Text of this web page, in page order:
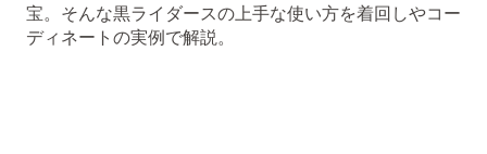
宝。そんな黒ライダースの上手な使い方を着回しやコー
ディネートの実例で解説。